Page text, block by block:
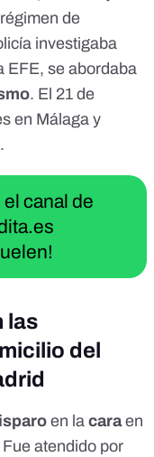
de
investigaba
EFE, se abordaba
. El 21 de
en Málaga y
el canal de
las
del
en la caraen
atendido por